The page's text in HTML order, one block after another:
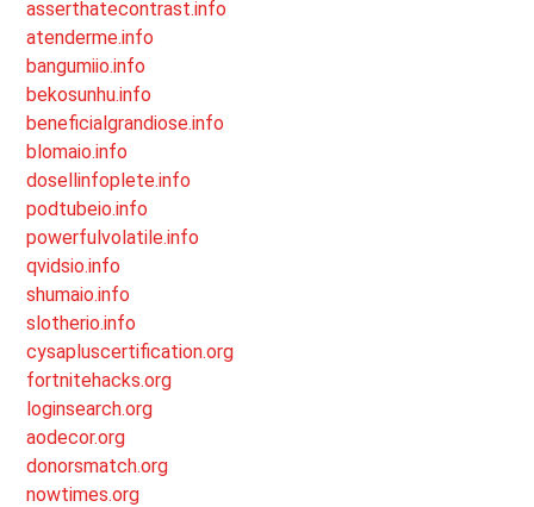
asserthatecontrast.info
atenderme.info
bangumiio.info
bekosunhu.info
beneficialgrandiose.info
blomaio.info
dosellinfoplete.info
podtubeio.info
powerfulvolatile.info
qvidsio.info
shumaio.info
slotherio.info
cysapluscertification.org
fortnitehacks.org
loginsearch.org
aodecor.org
donorsmatch.org
nowtimes.org